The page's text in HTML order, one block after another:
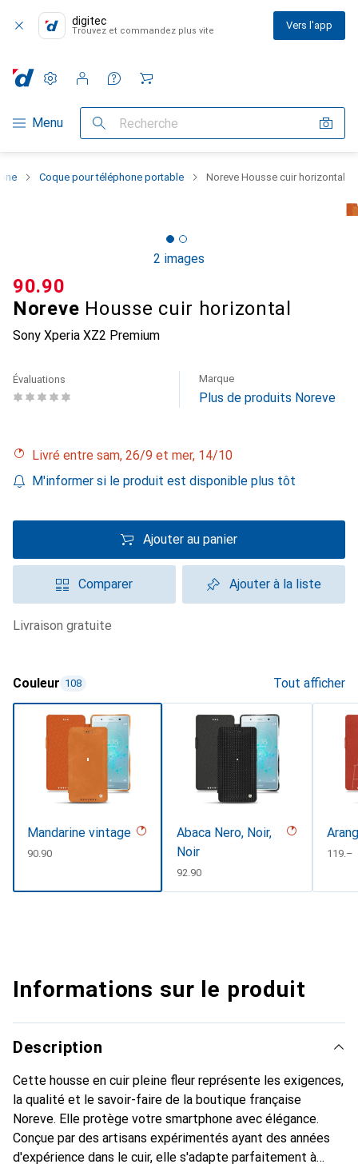
digitec
Trouvez et commandez plus vite Vers l'app
Navigation par catégorie
Menu Recherche
Paramètres
Compte client
Listes de comparaison
Listes d'envies
Panier
Coque pour téléphone portable Noreve Housse cuir horizontal
2 images
Noreve Housse cuir horizontal
Sony Xperia XZ2 Premium
CHF
90.90
Évaluations Marque
Plus de produits Noreve
Livré entre sam, 26/9 et mer, 14/10
M'informer si le produit est disponible plus tôt
Ajouter au panier
Comparer Ajouter à la liste
livraison gratuite
Couleur 108 Tout afficher
Mandarine vintage
CHF
90.90
Abaca Nero, Noir,
Noir
CHF
92.90
CHF
119.–
Informations sur le produit
Description
Cette housse en cuir pleine fleur représente les exigences,
la qualité et le savoir-faire de la boutique française
Noreve. Elle protège votre smartphone avec élégance.
Conçue par des artisans expérimentés ayant des années
d'expérience dans le cuir, elle s'adapte parfaitement à